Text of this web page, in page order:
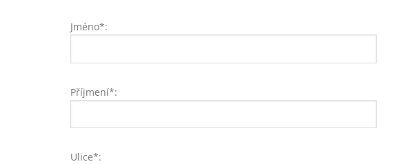
Jméno*:
Příjmení*:
Ulice*: